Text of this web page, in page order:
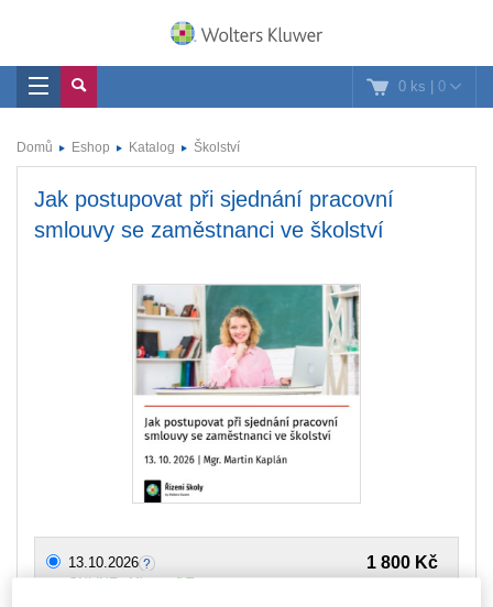
0 ks | 0
Domů Eshop Katalog Školství
Jak postupovat při sjednání pracovní
smlouvy se zaměstnanci ve školství
1 800 Kč
13.10.2026
ONLINE - Microsoft Teams